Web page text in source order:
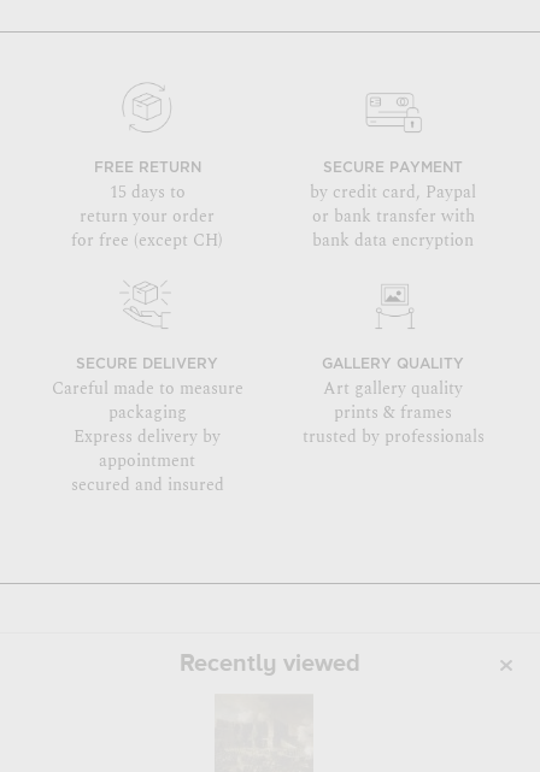
FREE RETURN
15 days to
return your order
for free (except CH)
SECURE PAYMENT
by credit card, Paypal
or bank transfer with
bank data encryption
SECURE DELIVERY
Careful made to measure
packaging
Express delivery by
appointment
secured and insured
GALLERY QUALITY
Art gallery quality
prints & frames
trusted by professionals
Recently viewed